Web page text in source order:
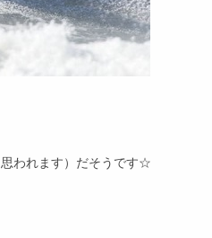
われます）だそうです☆